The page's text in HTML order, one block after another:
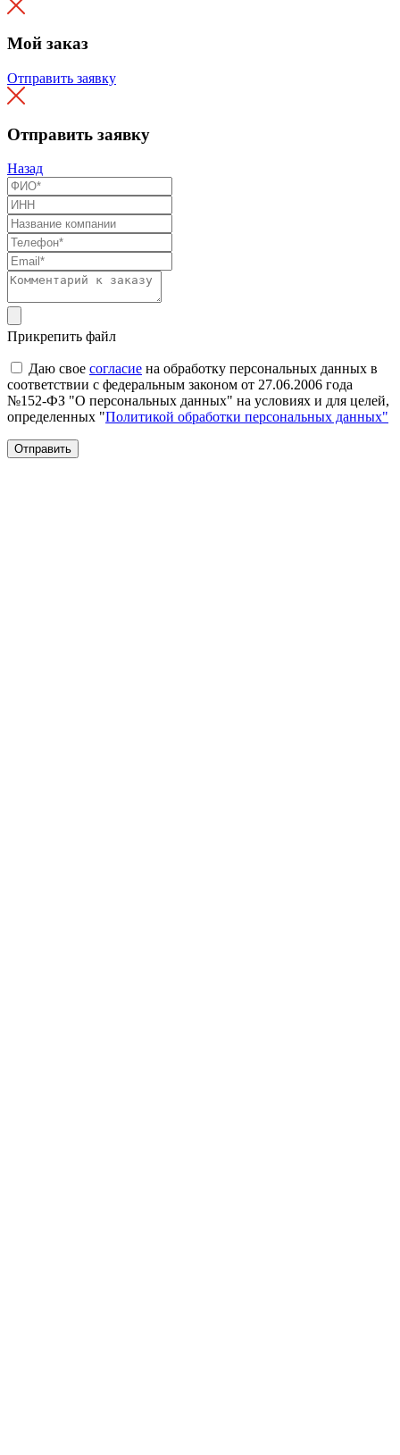
Мой заказ
Отправить заявку
Отправить заявку
Назад
Прикрепить файл
Даю свое согласие на обработку персональных данных в
соответствии с федеральным законом от 27.06.2006 года
№152-ФЗ "О персональных данных" на условиях и для целей,
определенных "Политикой обработки персональных данных"
Отправить